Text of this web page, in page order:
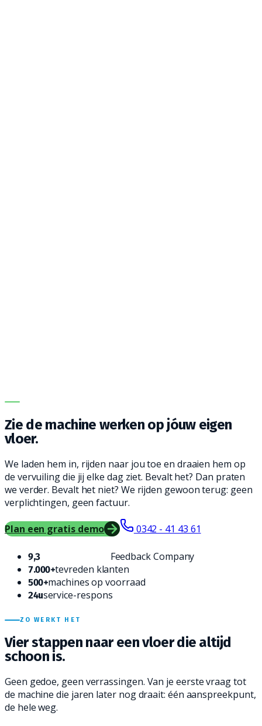
DEMO OP LOCATIE · GRATIS · VRIJBLIJVEND
Zie de machine werken op jóuw eigen
vloer.
We laden hem in, rijden naar jou toe en draaien hem op
de vervuiling die jij elke dag ziet. Bevalt het? Dan praten
we verder. Bevalt het niet? We rijden gewoon terug: geen
verplichtingen, geen factuur.
Plan een gratis demo 0342 - 41 43 61
9,3 Feedback Company
7.000+tevreden klanten
500+machines op voorraad
24uservice-respons
ZO WERKT HET
Vier stappen naar eenvloer die altijd
schoon is.
Geen gedoe, geen verrassingen. Van je eerste vraag tot
de machine die jaren later nog draait: één aanspreekpunt,
de hele weg.